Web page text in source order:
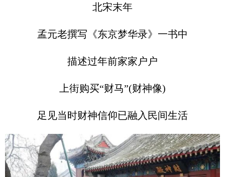
北宋末年
孟元老撰写《东京梦华录》一书中
描述过年前家家户户
上街购买“财马”(财神像)
足见当时财神信仰已融入民间生活